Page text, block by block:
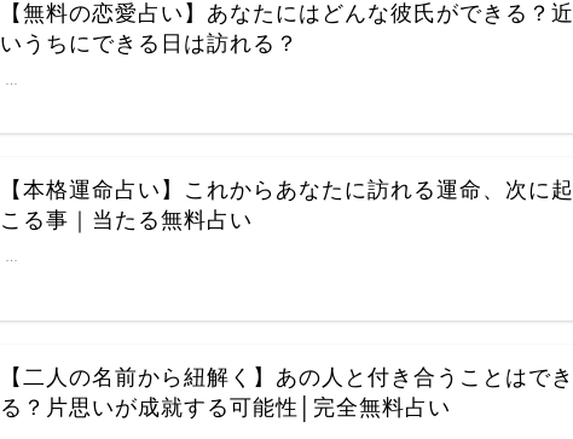
【無料の恋愛占い】あなたにはどんな彼氏ができる？近
いうちにできる日は訪れる？
【本格運命占い】これからあなたに訪れる運命、次に起
こる事｜当たる無料占い
【二人の名前から紐解く】あの人と付き合うことはでき
る？片思いが成就する可能性│完全無料占い